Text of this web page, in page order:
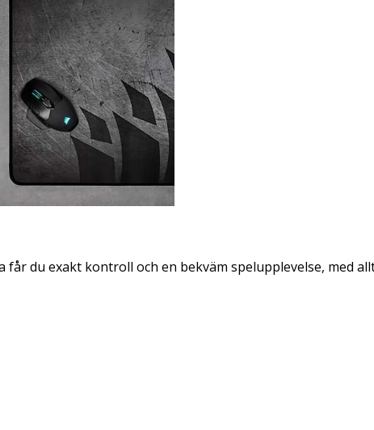
du exakt kontroll och en bekväm spelupplevelse, med